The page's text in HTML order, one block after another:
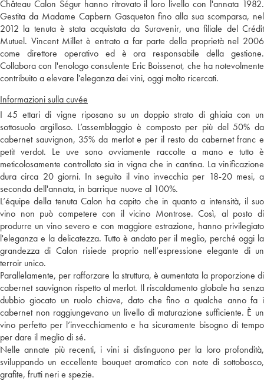
Château Calon Ségur hanno ritrovato il loro livello con l'annata 1982.
Gestita da Madame Capbern Gasqueton fino alla sua scomparsa, nel
2012 la tenuta è stata acquistata da Suravenir, una filiale del Crédit
Mutuel. Vincent Millet è entrato a far parte della proprietà nel 2006
come direttore operativo ed è ora responsabile della gestione.
Collabora con l'enologo consulente Eric Boissenot, che ha notevolmente
contribuito a elevare l'eleganza dei vini, oggi molto ricercati.
Informazioni sulla cuvée
I 45 ettari di vigne riposano su un doppio strato di ghiaia con un
sottosuolo argilloso. L’assemblaggio è composto per più del 50% da
cabernet sauvignon, 35% da merlot e per il resto da cabernet franc e
petit verdot. Le uve sono ovviamente raccolte a mano e tutto è
meticolosamente controllato sia in vigna che in cantina. La vinificazione
dura circa 20 giorni. In seguito il vino invecchia per 18-20 mesi, a
seconda dell'annata, in barrique nuove al 100%.
L’équipe della tenuta Calon ha capito che in quanto a intensità, il suo
vino non può competere con il vicino Montrose. Così, al posto di
produrre un vino severo e con maggiore estrazione, hanno privilegiato
l'eleganza e la delicatezza. Tutto è andato per il meglio, perché oggi la
grandezza di Calon risiede proprio nell’espressione elegante di un
terroir unico.
Parallelamente, per rafforzare la struttura, è aumentata la proporzione di
cabernet sauvignon rispetto al merlot. Il riscaldamento globale ha senza
dubbio giocato un ruolo chiave, dato che fino a qualche anno fa i
cabernet non raggiungevano un livello di maturazione sufficiente. È un
vino perfetto per l’invecchiamento e ha sicuramente bisogno di tempo
per dare il meglio di sé.
Nelle annate più recenti, i vini si distinguono per la loro profondità,
sviluppando un eccellente bouquet aromatico con note di sottobosco,
grafite, frutti neri e spezie.